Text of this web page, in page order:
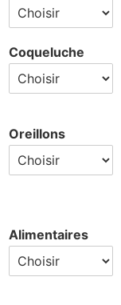
Coqueluche
Oreillons
Alimentaires